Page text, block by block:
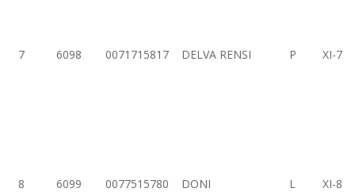
7 6098 0071715817 DELVA RENSI P XI-7
8 6099 0077515780
DONI
L XI-8